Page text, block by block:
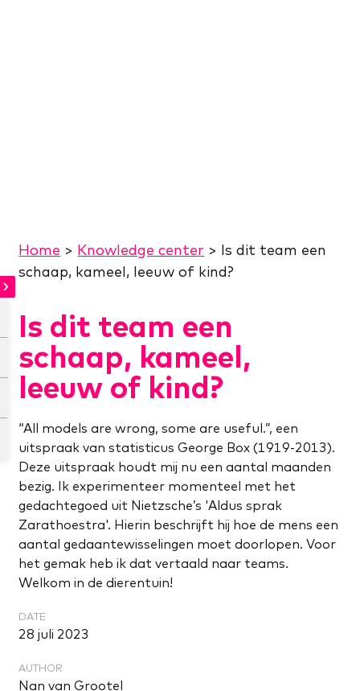
Home > Knowledge center > Is dit team een
schaap, kameel, leeuw of kind?
Is dit team een
schaap, kameel,
leeuw of kind?
“All models are wrong, some are useful.”, een
uitspraak van statisticus George Box (1919-2013).
Deze uitspraak houdt mij nu een aantal maanden
bezig. Ik experimenteer momenteel met het
gedachtegoed uit Nietzsche’s 'Aldus sprak
Zarathoestra'. Hierin beschrijft hij hoe de mens een
aantal gedaantewisselingen moet doorlopen. Voor
het gemak heb ik dat vertaald naar teams.
Welkom in de dierentuin!
DATE
28 juli 2023
AUTHOR
Nan van Grootel